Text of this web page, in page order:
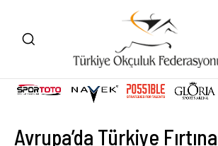
Avrupa’da Türkiye